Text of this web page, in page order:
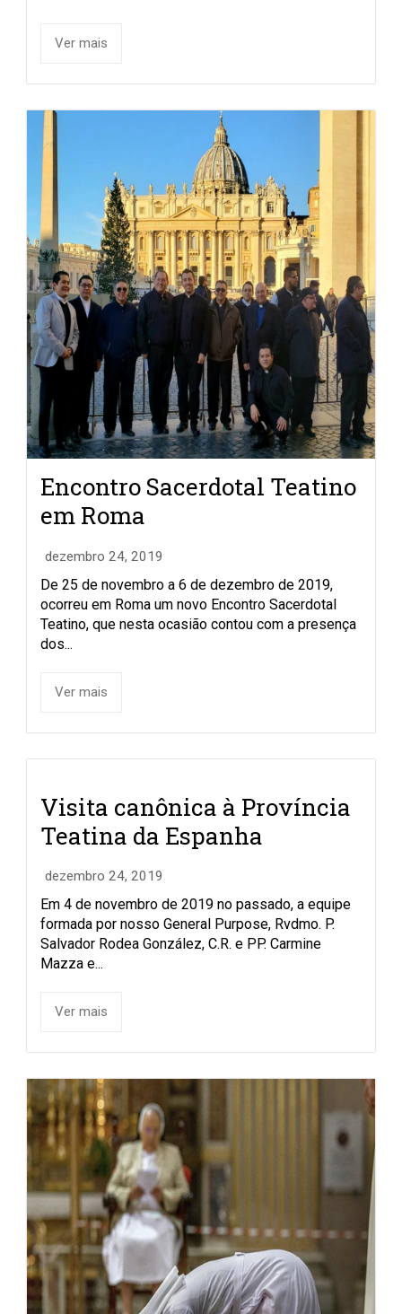
Ver mais
Encontro Sacerdotal Teatino
em Roma
dezembro 24, 2019
De 25 de novembro a 6 de dezembro de 2019,
ocorreu em Roma um novo Encontro Sacerdotal
Teatino, que nesta ocasião contou com a presença
dos...
Ver mais
Visita canônica à Província
Teatina da Espanha
dezembro 24, 2019
Em 4 de novembro de 2019 no passado, a equipe
formada por nosso General Purpose, Rvdmo. P.
Salvador Rodea González, C.R. e PP. Carmine
Mazza e...
Ver mais